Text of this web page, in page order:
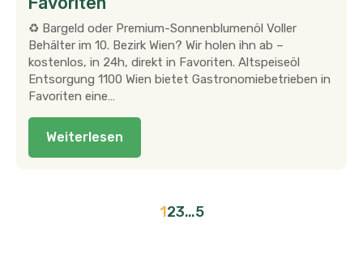
♻ Bargeld oder Premium-Sonnenblumenöl Voller
Behälter im 10. Bezirk Wien? Wir holen ihn ab –
kostenlos, in 24h, direkt in Favoriten. Altspeiseöl
Entsorgung 1100 Wien bietet Gastronomiebetrieben in
Favoriten eine…
Weiterlesen
123…5